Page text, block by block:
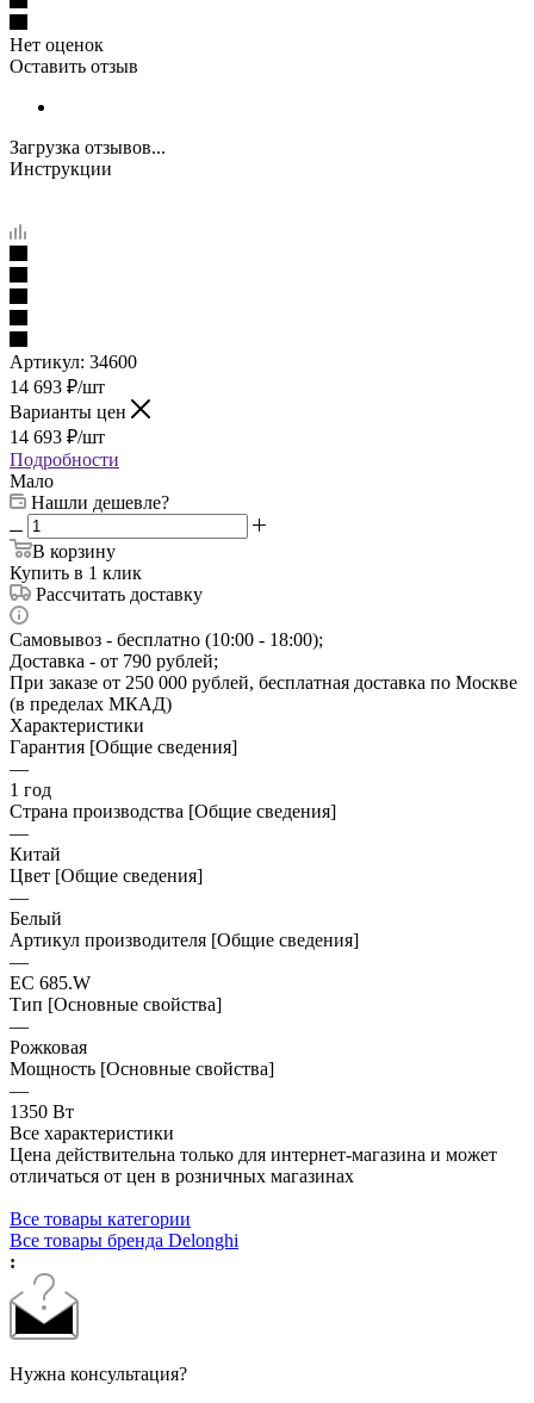
Нет оценок
Оставить отзыв
Загрузка отзывов...
Инструкции
Артикул: 34600
14 693 ₽/шт
Варианты цен
14 693 ₽/шт
Подробности
Мало
Нашли дешевле?
В корзину
Купить в 1 клик
Рассчитать доставку
Самовывоз - бесплатно (10:00 - 18:00);
Доставка - от 790 рублей;
При заказе от 250 000 рублей, бесплатная доставка по Москве
(в пределах МКАД)
Характеристики
Гарантия [Общие сведения]
—
1 год
Страна производства [Общие сведения]
—
Китай
Цвет [Общие сведения]
—
Белый
Артикул производителя [Общие сведения]
—
EC 685.W
Тип [Основные свойства]
—
Рожковая
Мощность [Основные свойства]
—
1350 Вт
Все характеристики
Цена действительна только для интернет-магазина и может
отличаться от цен в розничных магазинах
Все товары категории
Все товары бренда Delonghi
:
Нужна консультация?